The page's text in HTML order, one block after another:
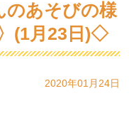
あそびの様
(1月23日)◇
2020年01月24日